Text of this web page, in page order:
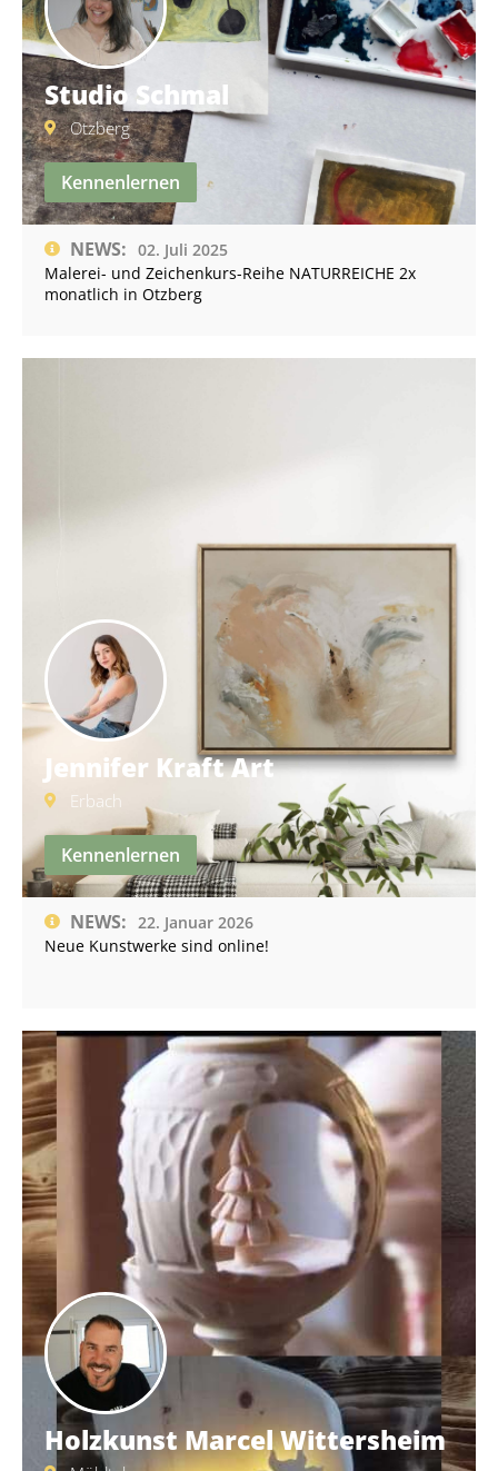
Studio Schmal
Otzberg
Kennenlernen
NEWS: 02. Juli 2025
Malerei- und Zeichenkurs-Reihe NATURREICHE 2x
monatlich in Otzberg
Jennifer Kraft Art
Erbach
Kennenlernen
NEWS: 22. Januar 2026
Neue Kunstwerke sind online!
Holzkunst Marcel Wittersheim